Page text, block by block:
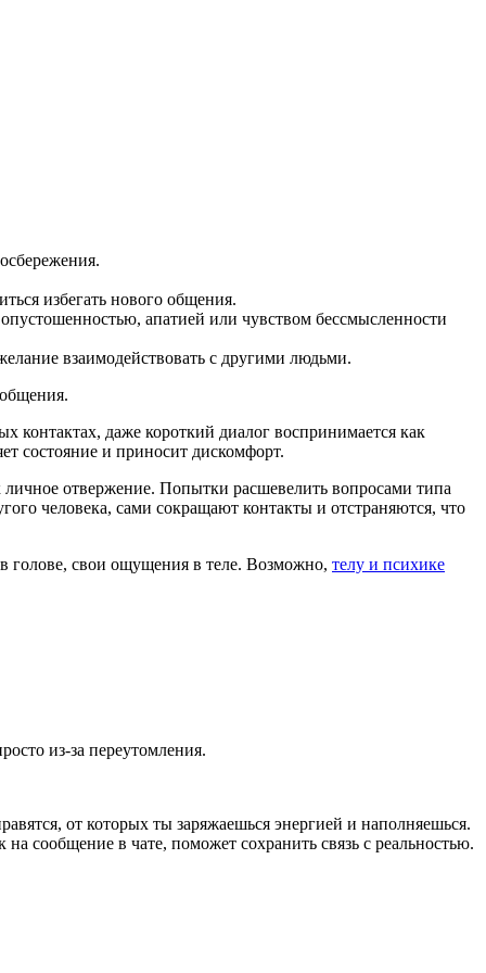
избегать нового общения.
апатией или чувством бессмысленности
взаимодействовать с другими людьми.
даже короткий диалог воспринимается как
состояние и приносит дискомфорт.
отвержение. Попытки расшевелить вопросами типа
человека, сами сокращают контакты и отстраняются, что
голове, свои ощущения в теле. Возможно, телу и психике
из-за переутомления.
от которых ты заряжаешься энергией и наполняешься.
сообщение в чате, поможет сохранить связь с реальностью.